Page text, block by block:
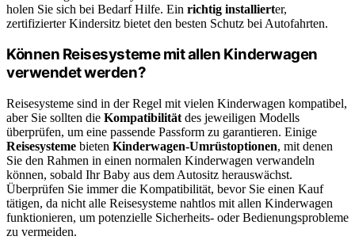
holen Sie sich bei Bedarf Hilfe. Ein richtig installierter,
zertifizierter Kindersitz bietet den besten Schutz bei Autofahrten.
Können Reisesysteme mit allen Kinderwagen
verwendet werden?
Reisesysteme sind in der Regel mit vielen Kinderwagen kompatibel,
aber Sie sollten die Kompatibilität des jeweiligen Modells
überprüfen, um eine passende Passform zu garantieren. Einige
Reisesysteme bieten Kinderwagen-Umrüstoptionen, mit denen
Sie den Rahmen in einen normalen Kinderwagen verwandeln
können, sobald Ihr Baby aus dem Autositz herauswächst.
Überprüfen Sie immer die Kompatibilität, bevor Sie einen Kauf
tätigen, da nicht alle Reisesysteme nahtlos mit allen Kinderwagen
funktionieren, um potenzielle Sicherheits- oder Bedienungsprobleme
zu vermeiden.